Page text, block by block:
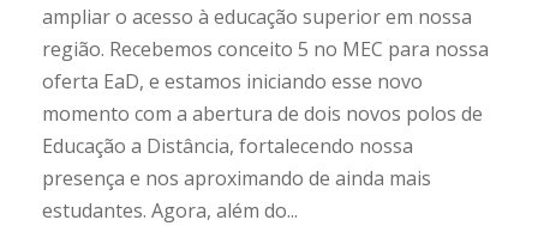
ampliar o acesso à educação superior em nossa
região. Recebemos conceito 5 no MEC para nossa
oferta EaD, e estamos iniciando esse novo
momento com a abertura de dois novos polos de
Educação a Distância, fortalecendo nossa
presença e nos aproximando de ainda mais
estudantes. Agora, além do...